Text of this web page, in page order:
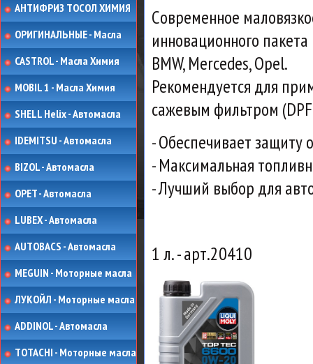
АНТИФРИЗ ТОСОЛ ХИМИЯ
ОРИГИНАЛЬНЫЕ - Масла
CASTROL - Масла Химия
MOBIL 1 - Масла Химия
SHELL Helix - Автомасла
IDEMITSU - Автомасла
BIZOL - Автомасла
OPET - Автомасла
LUBEX - Автомасла
AUTOBACS - Автомасла
MEGUIN - Моторные масла
ЛУКОЙЛ - Моторные масла
ADDINOL - Автомасла
TOTACHI - Моторные масла
Cовременное
инновационного
BMW, Mercedes, Opel.
Рекомендуется для
сажевым фильтром
- Обеспечивает защиту
- Максимальная
- Лучший выбор для
1 л. - арт.20410